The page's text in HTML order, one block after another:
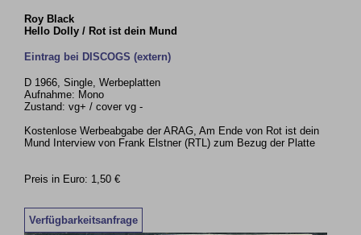
Roy Black
Hello Dolly / Rot ist dein Mund
Eintrag bei DISCOGS (extern)
D 1966, Single, Werbeplatten
Aufnahme: Mono
Zustand: vg+ / cover vg -
Kostenlose Werbeabgabe der ARAG, Am Ende von Rot ist dein
Mund Interview von Frank Elstner (RTL) zum Bezug der Platte
Preis in Euro: 1,50 €
Verfügbarkeitsanfrage